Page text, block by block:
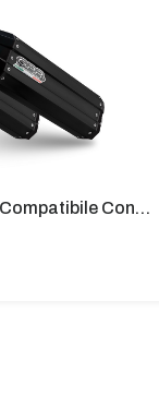
Scarico GPR Compatibile Con Bmw K 1600 Gt 2017-2021 - Hyper Sonic Black Titanium